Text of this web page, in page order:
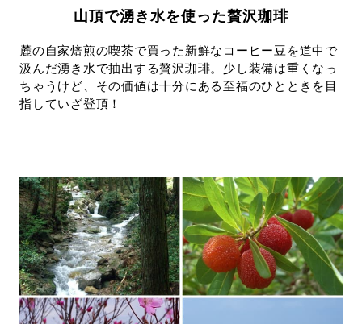
山頂で湧き水を使った贅沢珈琲
麓の自家焙煎の喫茶で買った新鮮なコーヒー豆を道中で
汲んだ湧き水で抽出する贅沢珈琲。少し装備は重くなっ
ちゃうけど、その価値は十分にある至福のひとときを目
指していざ登頂！